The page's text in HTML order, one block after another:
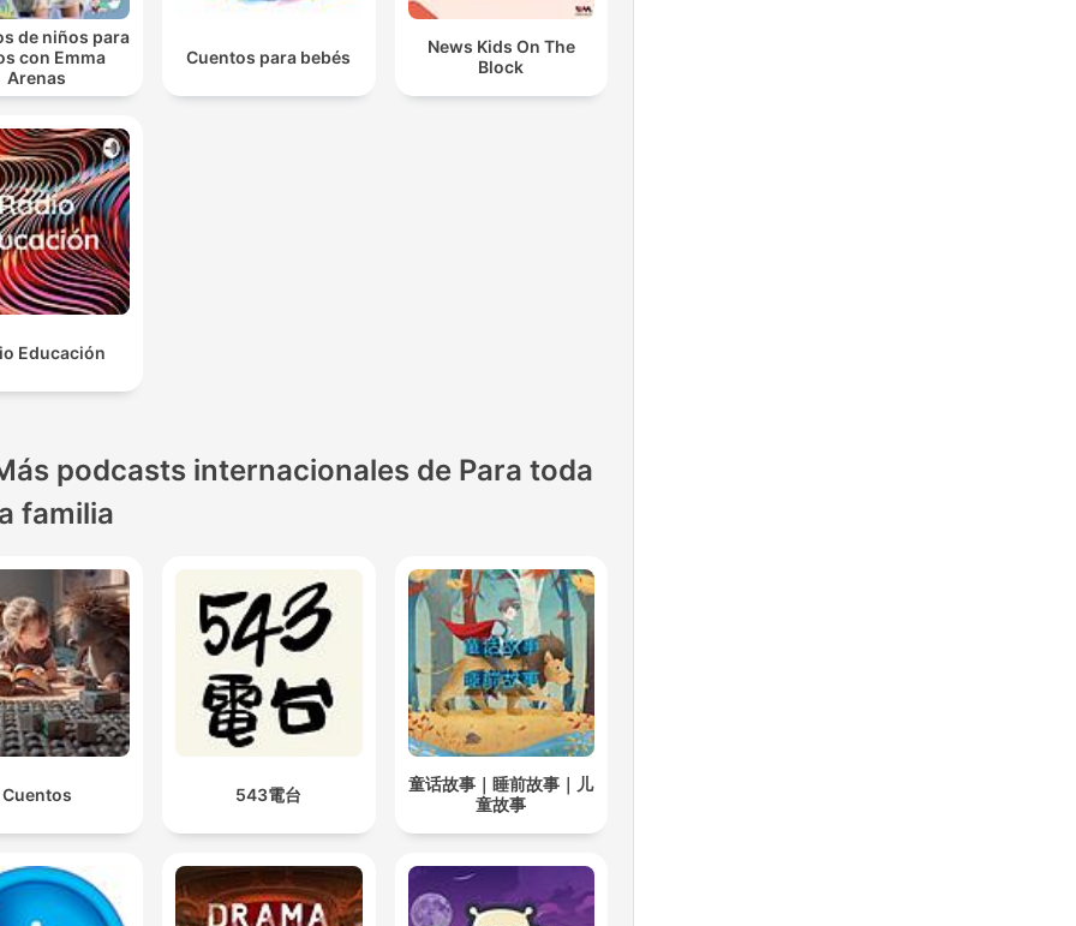
de niños para
con Emma
Arenas
Cuentos para bebés
News Kids On The
Block
Educación
podcasts internacionales de Para toda
familia
Cuentos 543電台
童话故事｜睡前故事｜儿
童故事